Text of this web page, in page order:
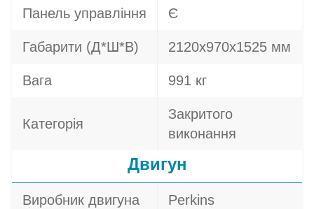
Панель управління Є
Габарити (Д*Ш*В) 2120х970х1525 мм
Вага 991 кг
Категорія
Закритого
виконання
Двигун
Виробник двигуна Perkins